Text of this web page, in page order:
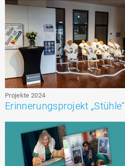
Projekte 2024
Erinnerungsprojekt „Stühle“